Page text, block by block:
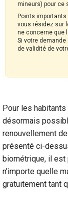
mineurs) pour ce
Points
vous résidez sur
ne concerne que
Si votre
de validité de
Pour les
désormais
renouvellement
présenté ci-
biométrique, il est
n'importe quelle
gratuitement tant